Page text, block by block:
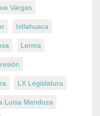
Vargas
Ixtlahuaca
Lerma
LX Legislatura
Luisa Mendoza